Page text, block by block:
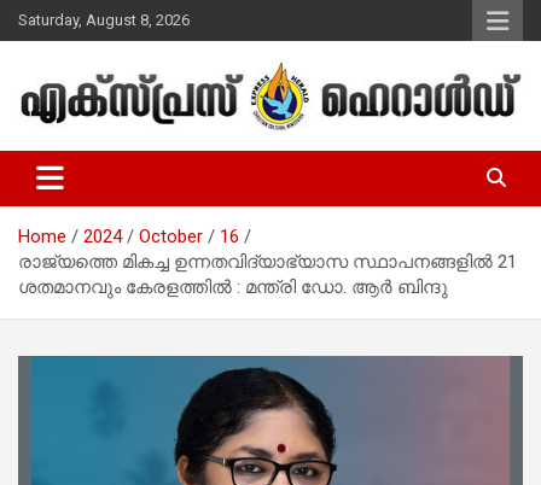
Skip
to
Saturday, August 8, 2026
Express Herald – Malayalam
Christian News
Home 2024 October
16
രാജ്യത്തെ മികച്ച ഉന്നതവിദ്യാഭ്യാസ സ്ഥാപനങ്ങളിൽ 21
ശതമാനവും കേരളത്തിൽ : മന്ത്രി ഡോ. ആർ ബിന്ദു